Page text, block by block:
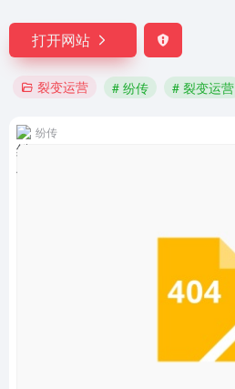
打开网站
裂变运营 # 纷传 # 裂变运营
纷传